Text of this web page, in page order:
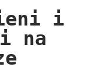
i
na